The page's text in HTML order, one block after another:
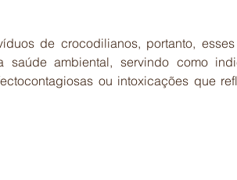
de crocodilianos, portanto,
ambiental, servindo como
ou intoxicações que